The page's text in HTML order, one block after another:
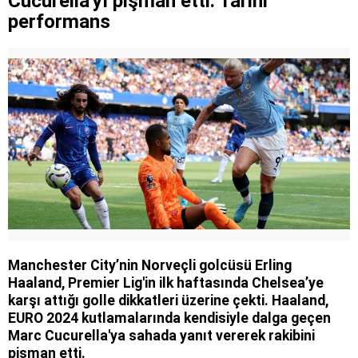
performans
Manchester City’nin Norveçli golcüsü Erling
Haaland, Premier Lig'in ilk haftasında Chelsea’ye
karşı attığı golle dikkatleri üzerine çekti. Haaland,
EURO 2024 kutlamalarında kendisiyle dalga geçen
Marc Cucurella'ya sahada yanıt vererek rakibini
pişman etti.